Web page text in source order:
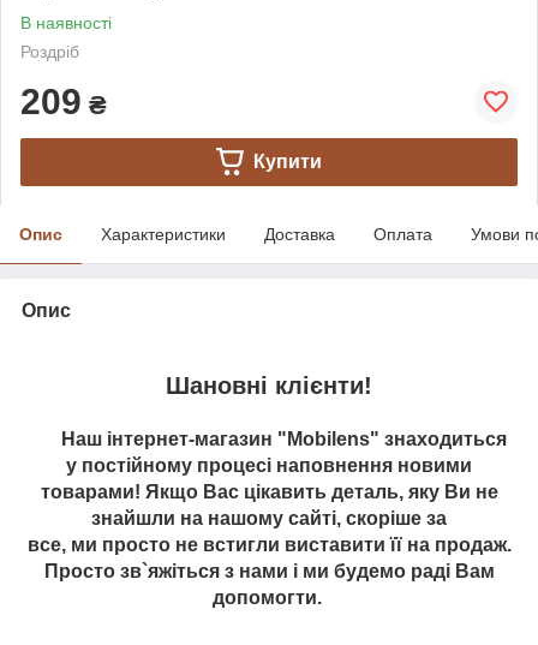
В наявності
Роздріб
209 ₴
Купити
Опис Характеристики Доставка Оплата Умови
Опис
Шановні клієнти!
Наш інтернет-магазин "Mobilens" знаходиться
у постійному процесі наповнення новими
товарами! Якщо Вас цікавить деталь, яку Ви не
знайшли на нашому сайті, скоріше за
все, ми просто не встигли виставити її на продаж.
Просто зв`яжіться з нами і ми будемо раді Вам
допомогти.